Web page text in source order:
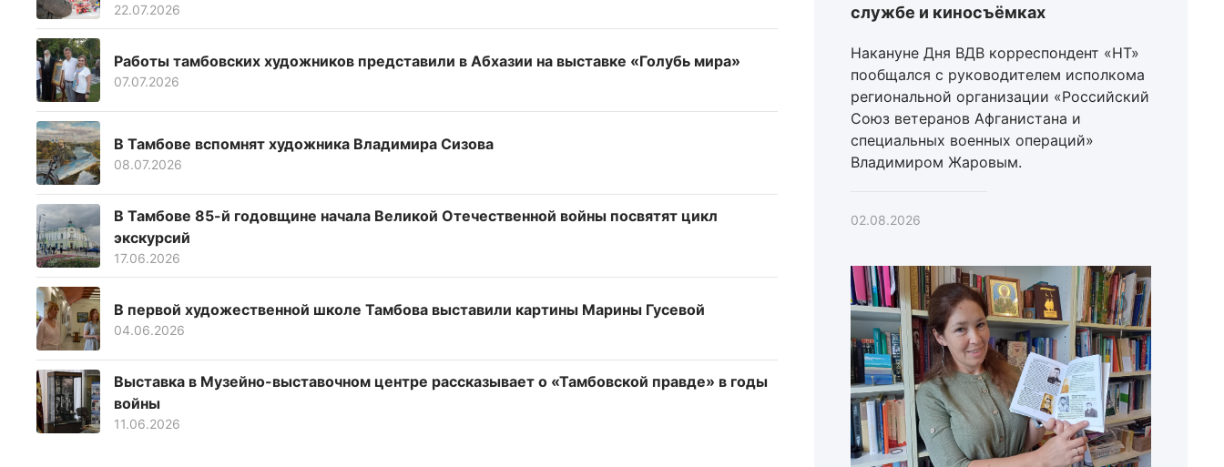
22.07.2026
Работы тамбовских художников представили в Абхазии на выставке «Голубь мира»
07.07.2026
В Тамбове вспомнят художника Владимира Сизова
08.07.2026
В Тамбове 85-й годовщине начала Великой Отечественной войны посвятят цикл
экскурсий
17.06.2026
В первой художественной школе Тамбова выставили картины Марины Гусевой
04.06.2026
Выставка в Музейно-выставочном центре рассказывает о «Тамбовской правде» в годы
войны
11.06.2026
службе и киносъёмках
Накануне Дня ВДВ корреспондент «НТ»
пообщался с руководителем исполкома
региональной организации «Российский
Союз ветеранов Афганистана и
специальных военных операций»
Владимиром Жаровым.
02.08.2026